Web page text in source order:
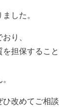
した。
り、
担保すること
ひ改めてご相談